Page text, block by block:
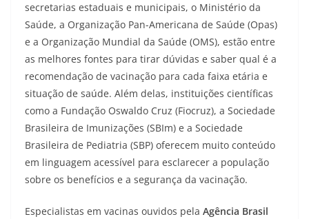
secretarias estaduais e municipais, o Ministério da
Saúde, a Organização Pan-Americana de Saúde (Opas)
e a Organização Mundial da Saúde (OMS), estão entre
as melhores fontes para tirar dúvidas e saber qual é a
recomendação de vacinação para cada faixa etária e
situação de saúde. Além delas, instituições científicas
como a Fundação Oswaldo Cruz (Fiocruz), a Sociedade
Brasileira de Imunizações (SBIm) e a Sociedade
Brasileira de Pediatria (SBP) oferecem muito conteúdo
em linguagem acessível para esclarecer a população
sobre os benefícios e a segurança da vacinação.
Especialistas em vacinas ouvidos pela Agência Brasil